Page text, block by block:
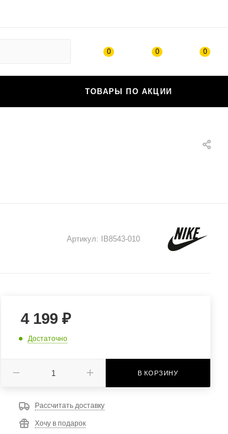
0 0 0
ТОВАРЫ ПО АКЦИИ
Артикул: IB8543-010
4 199₽
Достаточно
В КОРЗИНУ
Рассчитать доставку
Хочу в подарок